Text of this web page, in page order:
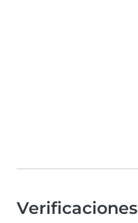
Verificaciones